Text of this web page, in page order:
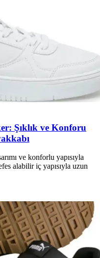
Şıklık ve Konforu
ve konforlu yapısıyla
alabilir iç yapısıyla uzun